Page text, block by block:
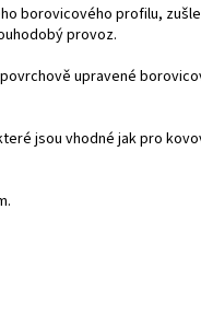
borovicového profilu,
provoz.
upravené
jsou vhodné jak pro